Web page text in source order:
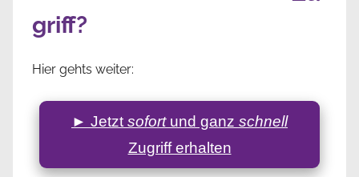
griff?
Hier gehts weiter:
► Jetzt sofortund ganz schnell
Zugriff erhalten